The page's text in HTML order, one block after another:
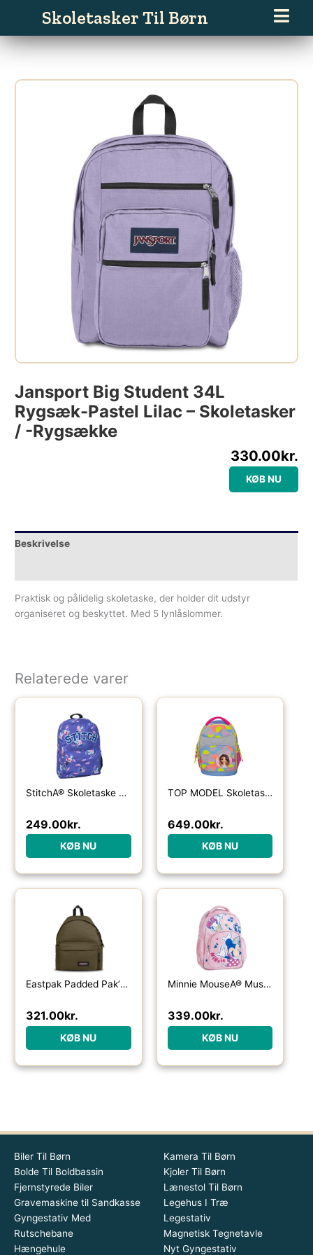
indholdet
Skoletasker Til Børn
Jansport Big Student 34L
Rygsæk-Pastel Lilac – Skoletasker
/ -rygsække
330.00kr.
KØB NU
Beskrivelse
Praktisk og pålidelig skoletaske, der holder dit udstyr
organiseret og beskyttet. Med 5 lynlåslommer.
Relaterede varer
StitchÂ® Skoletaske Blå
249.00kr.
KØB NU
TOP MODEL Skoletaske Flash
649.00kr.
KØB NU
Eastpak Padded Pak’r rygsæk 24L-army olive – Skoletasker / -rygsække
321.00kr.
KØB NU
Minnie MouseÂ® Musik Skoletaske
339.00kr.
KØB NU
Biler Til Børn
Bolde Til Boldbassin
Fjernstyrede Biler
Gravemaskine til Sandkasse
Gyngestativ Med
Rutschebane
Hængehule
Kamera Til Børn
Kjoler Til Børn
Lænestol Til Børn
Legehus I Træ
Legestativ
Magnetisk Tegnetavle
Nyt Gyngestativ